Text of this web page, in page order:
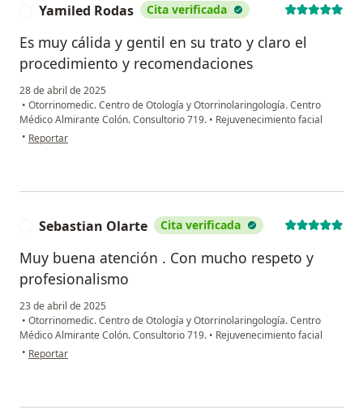
Yamiled Rodas Cita verificada
Es muy cálida y gentil en su trato y claro el
procedimiento y recomendaciones
28 de abril de 2025
• Otorrinomedic. Centro de Otología y Otorrinolaringología. Centro
Médico Almirante Colón. Consultorio 719. • Rejuvenecimiento facial
• en opinión del usuario Yamiled Rodas
Reportar
Sebastian Olarte Cita verificada
Muy buena atención . Con mucho respeto y
profesionalismo
23 de abril de 2025
• Otorrinomedic. Centro de Otología y Otorrinolaringología. Centro
Médico Almirante Colón. Consultorio 719. • Rejuvenecimiento facial
• en opinión del usuario Sebastian Olarte
Reportar